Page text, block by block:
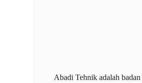
Abadi Tehnik adalah